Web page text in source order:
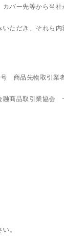
バー先等から当社
ただき、それら内
商品先物取引業
商品取引業協会
。